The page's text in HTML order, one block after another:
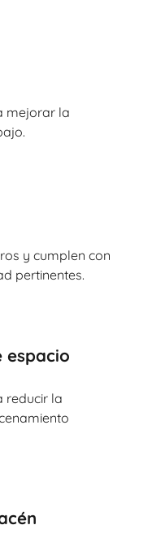
mejorar la
y cumplen con
pertinentes.
espacio
reducir la